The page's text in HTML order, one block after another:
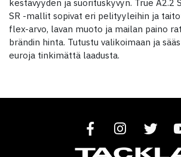
kestävyyden ja suorituskyvyn. True A2.2
SR -mallit sopivat eri pelityyleihin ja
flex-arvo, lavan muoto ja mailan paino
brändin hinta. Tutustu valikoimaan ja
euroja tinkimättä laadusta.